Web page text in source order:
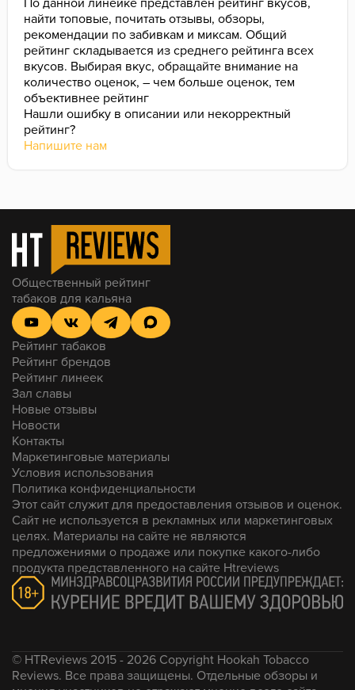
По данной линейке представлен рейтинг вкусов,
найти топовые, почитать отзывы, обзоры,
рекомендации по забивкам и миксам. Общий
рейтинг складывается из среднего рейтинга всех
вкусов. Выбирая вкус, обращайте внимание на
количество оценок, – чем больше оценок, тем
объективнее рейтинг
Нашли ошибку в описании или некорректный
рейтинг?
Напишите нам
Общественный рейтинг
табаков для кальяна
Рейтинг табаков
Рейтинг брендов
Рейтинг линеек
Зал славы
Новые отзывы
Новости
Контакты
Маркетинговые материалы
Условия использования
Политика конфиденциальности
Этот сайт служит для предоставления отзывов и оценок.
Сайт не используется в рекламных или маркетинговых
целях. Материалы на сайте не являются
предложениями о продаже или покупке какого-либо
продукта представленного на сайте Htreviews
© HTReviews 2015 - 2026 Copyright Hookah Tobacco
Reviews. Все права защищены. Отдельные обзоры и